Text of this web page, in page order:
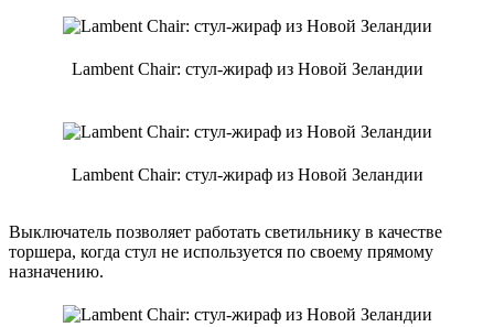
Lambent Chair: стул-жираф из Новой Зеландии
Lambent Chair: стул-жираф из Новой Зеландии
Выключатель позволяет работать светильнику в качестве
торшера, когда стул не используется по своему прямому
назначению.